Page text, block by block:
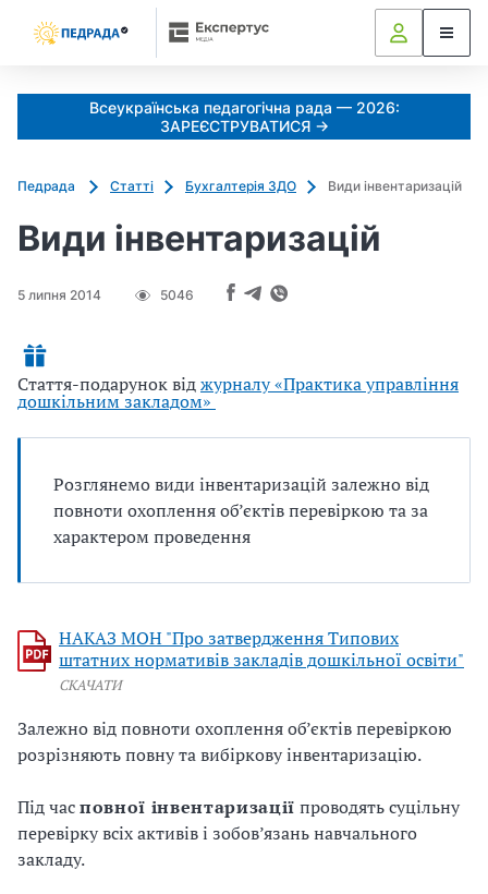
Всеукраїнська педагогічна рада — 2026:
ЗАРЕЄСТРУВАТИСЯ →
Педрада Статті Бухгалтерія ЗДО Види інвентаризацій
Види інвентаризацій
5 липня 2014 5046
Стаття-подарунок віджурналу «Практика управління
дошкільним закладом»
Розглянемо види інвентаризацій залежно від
повноти охоплення об’єктів перевіркою та за
характером проведення
НАКАЗ МОН "Про затвердження Типових
штатних нормативів закладів дошкільної освіти"
СКАЧАТИ
Залежно від повноти охоплення об’єктів перевіркою
розрізняють повну та вибіркову інвентаризацію.
Під часповної інвентаризації проводять суцільну
перевірку всіх активів і зобов’язань навчального
закладу.